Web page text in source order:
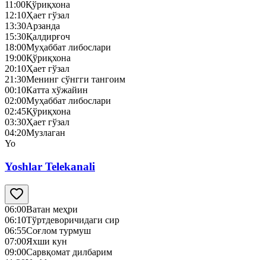
11:00Қўриқхона
12:10Ҳает гўзал
13:30Арзанда
15:30Қалдирғоч
18:00Муҳаббат либослари
19:00Қўриқхона
20:10Ҳает гўзал
21:30Менинг сўнгги тангоим
00:10Катта хўжайин
02:00Муҳаббат либослари
02:45Қўриқхона
03:30Ҳает гўзал
04:20Музлаган
Yo
Yoshlar Telekanali
06:00Ватан меҳри
06:10Тўртдеворичидаги сир
06:55Соғлом турмуш
07:00Яхши кун
09:00Сарвқомат дилбарим